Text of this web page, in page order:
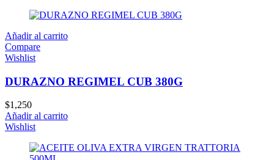
Añadir al carrito
Compare
Wishlist
DURAZNO REGIMEL CUB 380G
$1,250
Añadir al carrito
Wishlist